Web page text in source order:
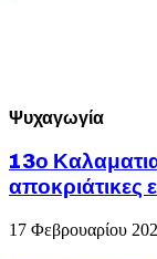
Ψυχαγωγία
13ο
αποκριάτικες
17 Φεβρουαρίου